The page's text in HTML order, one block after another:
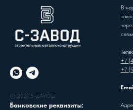
© 2021 S-ZAVOD
Банковские реквизиты:
В
+7
+7